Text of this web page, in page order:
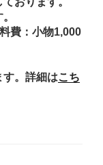
：小物1,000
。詳細はこち